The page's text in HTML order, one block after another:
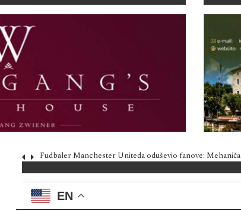
Fudbaler Manchester Uniteda oduševio fanove:
EN